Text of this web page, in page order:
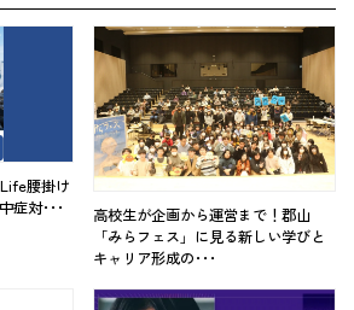
腰掛け
症対･･･
高校生が企画から運営まで！郡山
「みらフェス」に見る新しい学びと
キャリア形成の･･･